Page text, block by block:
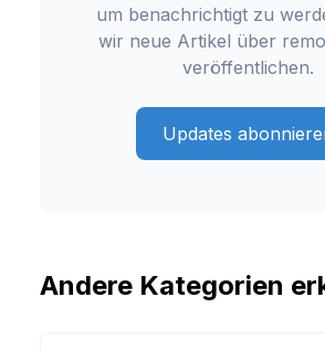
um benachrichtigt zu
wir neue Artikel über
veröffentlichen.
Updates
Andere Kategorien